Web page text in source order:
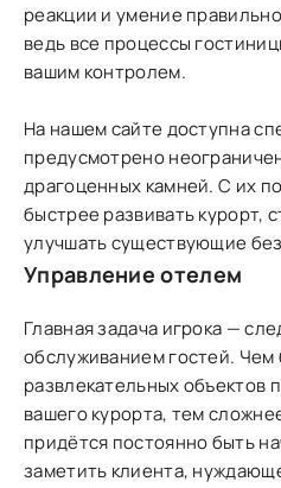
реакции и умение
ведь все процессы
вашим контролем.
На нашем сайте доступна
предусмотрено
драгоценных камней. С их
быстрее развивать курорт,
улучшать существующие
Управление отелем
Главная задача игрока —
обслуживанием гостей.
развлекательных объектов
вашего курорта, тем
придётся постоянно быть
заметить клиента,